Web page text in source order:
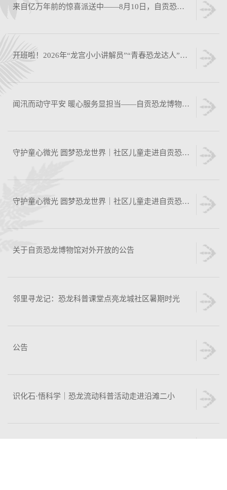
来自亿万年前的惊喜派送中——8月10日，自贡恐龙博物馆免费开放
开班啦！2026年“龙宫小小讲解员”“青春恐龙达人”正式集结
闻汛而动守平安 暖心服务显担当——自贡恐龙博物馆暴雨中的温情守护
守护童心微光 圆梦恐龙世界｜社区儿童走进自贡恐龙博物馆
守护童心微光 圆梦恐龙世界｜社区儿童走进自贡恐龙博物馆
关于自贡恐龙博物馆对外开放的公告
邻里寻龙记：恐龙科普课堂点亮龙城社区暑期时光
公告
识化石·悟科学｜恐龙流动科普活动走进沿滩二小